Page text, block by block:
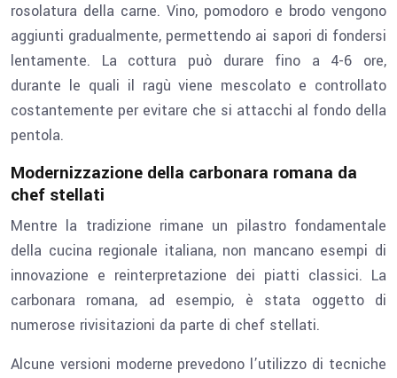
rosolatura della carne. Vino, pomodoro e brodo vengono
aggiunti gradualmente, permettendo ai sapori di fondersi
lentamente. La cottura può durare fino a 4-6 ore,
durante le quali il ragù viene mescolato e controllato
costantemente per evitare che si attacchi al fondo della
pentola.
Modernizzazione della carbonara romana da
chef stellati
Mentre la tradizione rimane un pilastro fondamentale
della cucina regionale italiana, non mancano esempi di
innovazione e reinterpretazione dei piatti classici. La
carbonara romana, ad esempio, è stata oggetto di
numerose rivisitazioni da parte di chef stellati.
Alcune versioni moderne prevedono l’utilizzo di tecniche